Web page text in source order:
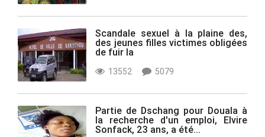
Scandale sexuel à la plaine des,
des jeunes filles victimes obligées
de fuir la
13552 5079
Partie de Dschang pour Douala à
la recherche d'un emploi, Elvire
Sonfack, 23 ans, a été...